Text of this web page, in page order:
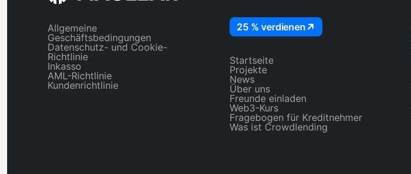
Allgemeine
Geschäftsbedingungen
Datenschutz- und Cookie-
Richtlinie
Inkasso
AML-Richtlinie
Kundenrichtlinie
25 % verdienen
Startseite
Projekte
News
Über uns
Freunde einladen
Web3-Kurs
Fragebogen für Kreditnehmer
Was ist Crowdlending